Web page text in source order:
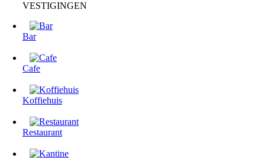
VESTIGINGEN
Bar
Cafe
Koffiehuis
Restaurant